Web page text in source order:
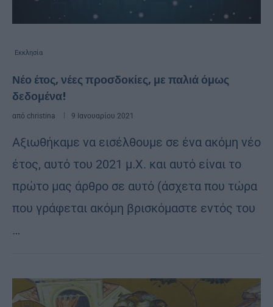
Εκκλησία
Νέο έτος, νέες προσδοκίες, με παλιά όμως
δεδομένα!
από christina 9 Ιανουαρίου 2021
Αξιωθήκαμε να εισέλθουμε σε ένα ακόμη νέο
έτος, αυτό του 2021 μ.Χ. και αυτό είναι το
πρώτο μας άρθρο σε αυτό (άσχετα που τώρα
που γράφεται ακόμη βρισκόμαστε εντός του
…